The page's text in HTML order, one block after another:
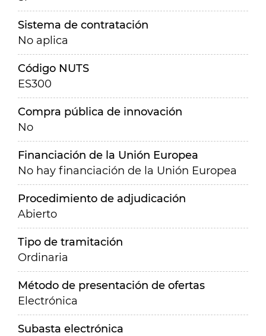
Sistema de contratación
No aplica
Código NUTS
ES300
Compra pública de innovación
No
Financiación de la Unión Europea
No hay financiación de la Unión Europea
Procedimiento de adjudicación
Abierto
Tipo de tramitación
Ordinaria
Método de presentación de ofertas
Electrónica
Subasta electrónica